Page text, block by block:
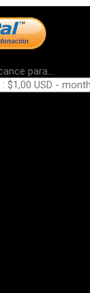
para...